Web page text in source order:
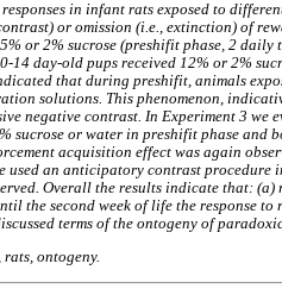
in infant rats exposed to
or omission (i.e., extinction) of
or 2% sucrose (preshifit phase, 2 daily
14 day-old pups received 12% or 2%
that during preshifit, animals
solutions. This phenomenon,
negative contrast. In Experiment 3
sucrose or water in preshifit phase
acquisition effect was again
used an anticipatory contrast procedure
Overall the results indicate that:
the second week of life the response
terms of the ontogeny of
ontogeny.